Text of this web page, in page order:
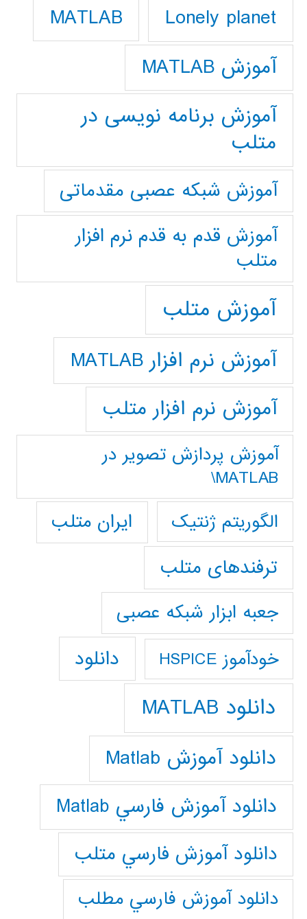
Lonely planet
MATLAB
آموزش MATLAB
آموزش برنامه نویسی در
متلب
آموزش شبکه عصبی مقدماتی
آموزش قدم به قدم نرم افزار
متلب
آموزش متلب
آموزش نرم افزار MATLAB
آموزش نرم افزار متلب
آموزش پردازش تصوير در
MATLAB\
الگوریتم ژنتیک
ایران متلب
ترفندهای متلب
جعبه ابزار شبکه عصبی
خودآموز HSPICE دانلود
دانلود MATLAB
دانلود آموزش Matlab
دانلود آموزش فارسي Matlab
دانلود آموزش فارسي متلب
دانلود آموزش فارسي مطلب